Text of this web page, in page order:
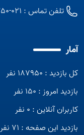
تلفن تماس : 021-66941250
آمار
کل بازدید : 187950 نفر
بازدید امروز : 150 نفر
کاربران آنلاین : 0 نفر
بازدید این صفحه : 71 نفر